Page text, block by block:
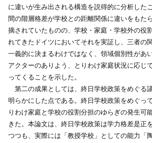
に違いが生み出される構造を説得的に分析した
間の階層格差が学校との距離関係に違いをもた
摘されていたものの、学校・家庭・学校外の役
れてきたドイツにおいてそれを実証し、三者の
一義的に決まるわけではなく、領域個別性があ
アクターのありよう、とりわけ家庭状況に応じ
ってくることを示した。
第二の成果としては、終日学校政策をめぐる
明らかにした点である。終日学校政策をめぐっ
りわけ家庭と学校の役割分担のゆらぎの発生可
きた。本論文は、終日学校政策は学力格差是正
つつも、実際には「教授学校」としての能力「